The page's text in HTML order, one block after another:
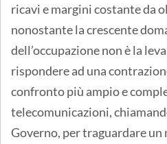
ricavi e margini costante da
nonostante la crescente
dell’occupazione non è la
rispondere ad una
confronto più ampio e
telecomunicazioni,
Governo, per traguardare